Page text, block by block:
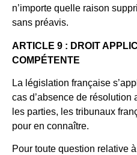
n’importe quelle raison
sans préavis.
ARTICLE 9 : DROIT
COMPÉTENTE
La législation française
cas d’absence de résolution
les parties, les tribunaux
pour en connaître.
Pour toute question relative